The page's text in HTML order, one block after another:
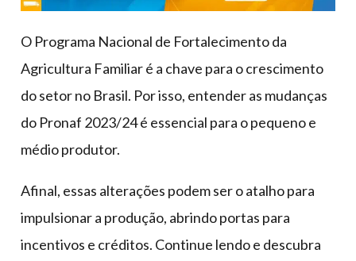
O Programa Nacional de Fortalecimento da
Agricultura Familiar é a chave para o crescimento
do setor no Brasil. Por isso, entender as mudanças
do Pronaf 2023/24 é essencial para o pequeno e
médio produtor.
Afinal, essas alterações podem ser o atalho para
impulsionar a produção, abrindo portas para
incentivos e créditos. Continue lendo e descubra